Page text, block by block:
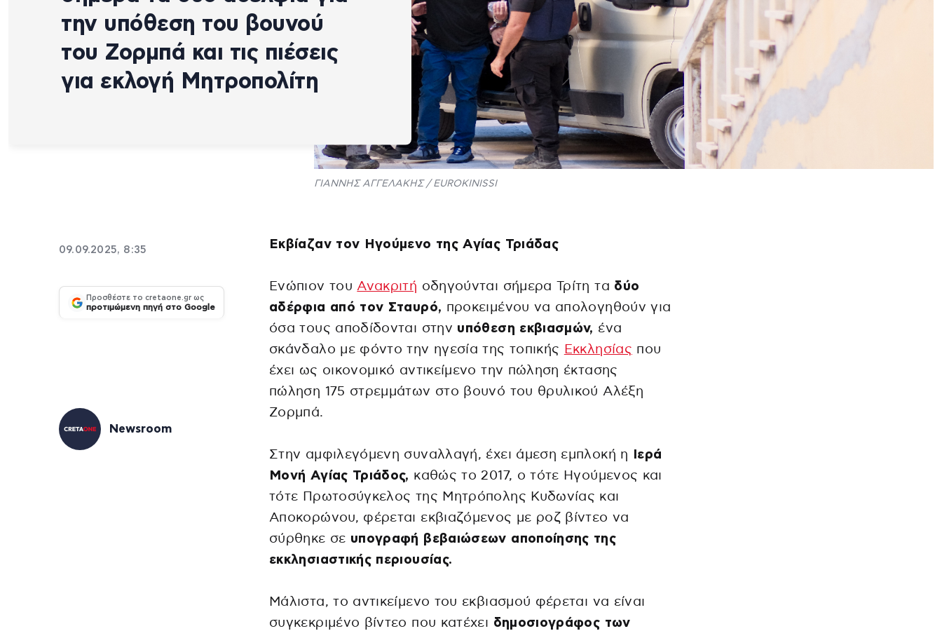
την υπόθεση του βουνού
του Ζορμπά και τις πιέσεις
για εκλογή Μητροπολίτη
ΓΙΑΝΝΗΣ ΑΓΓΕΛΑΚΗΣ / EUROKINISSI
09.09.2025, 8:35
Προσθέστε το cretaone.gr ως
προτιμώμενη πηγή στο Google
Newsroom
Εκβίαζαν τον Ηγούμενο της Αγίας Τριάδας
Ενώπιον τουΑνακριτή οδηγούνται σήμερα Τρίτη τα δύο
αδέρφια από τον Σταυρό, προκειμένου να απολογηθούν για
όσα τους αποδίδονται στην υπόθεση εκβιασμών, ένα
σκάνδαλο με φόντο την ηγεσία της τοπικής Εκκλησίας που
έχει ως οικονομικό αντικείμενο την πώληση έκτασης
πώληση 175 στρεμμάτων στο βουνό του θρυλικού Αλέξη
Ζορμπά.
Στην αμφιλεγόμενη συναλλαγή, έχει άμεση εμπλοκή η Ιερά
Μονή Αγίας Τριάδος, καθώς το 2017, ο τότε Ηγούμενος και
τότε Πρωτοσύγκελος της Μητρόπολης Κυδωνίας και
Αποκορώνου, φέρεται εκβιαζόμενος με ροζ βίντεο να
σύρθηκε σε υπογραφή βεβαιώσεων αποποίησης της
εκκλησιαστικής περιουσίας.
Μάλιστα, το αντικείμενο του εκβιασμού φέρεται να είναι
συγκεκριμένο βίντεο που κατέχει δημοσιογράφος των